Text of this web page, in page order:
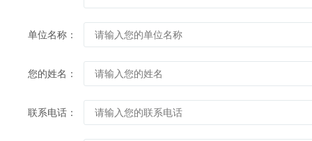
单位名称：
您的姓名：
联系电话：